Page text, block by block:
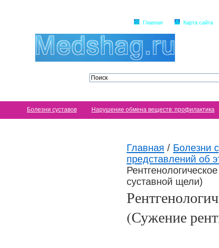
Главная Карта сайта
Болезни суставов Нарушение обмена веществ: профилактика
Главная / Болезни
представлений об
суставной щели)
(Сужение